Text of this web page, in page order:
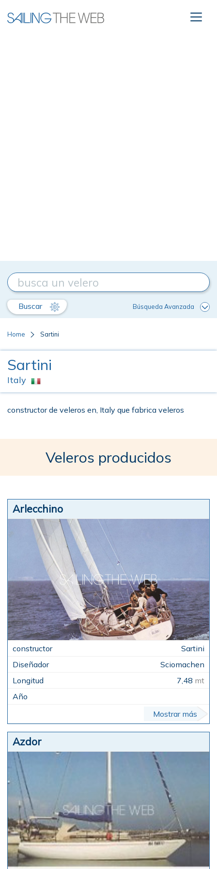
Buscar Búsqueda Avanzada
Home Sartini
Sartini
Italy
constructor de veleros en, Italy que fabrica veleros
Veleros producidos
Arlecchino
Sartini
Sciomachen
7,48 mt
Mostrar más
Azdor